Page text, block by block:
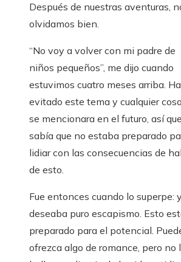
Después de nuestras aventuras,
olvidamos bien.
“No voy a volver con mi padre de
niños pequeños”, me dijo cuando
estuvimos cuatro meses arriba.
evitado este tema y cualquier
se mencionara en el futuro, así que
sabía que no estaba preparado
lidiar con las consecuencias de
de esto.
Fue entonces cuando lo superpe:
deseaba puro escapismo. Esto
preparado para el potencial.
ofrezca algo de romance, pero no